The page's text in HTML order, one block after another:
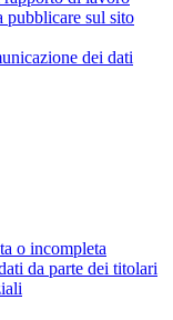
pubblicare sul sito
dei dati
o incompleta
da parte dei titolari